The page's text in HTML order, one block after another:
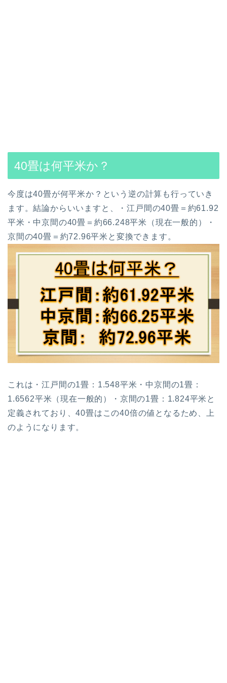
40畳は何平米か？
今度は40畳が何平米か？という逆の計算も行っていき
ます。結論からいいますと、 ・江戸間の40畳＝約61.92
平米 ・中京間の40畳＝約66.248平米（現在一般的）
・
京間の40畳＝約72.96平米 と変換できます。
これは ・江戸間の1畳：1.548平米 ・中京間の1畳：
1.6562平米（現在一般的）
・京間の1畳：1.824平米 と
定義されており、40畳はこの40倍の値となるため、上
のようになります。